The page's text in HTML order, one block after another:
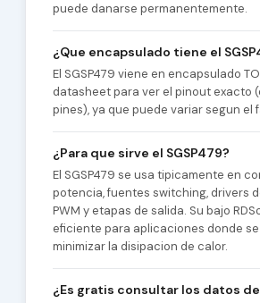
puede danarse permanentemente.
¿Que encapsulado tiene el
El SGSP479 viene en encapsulado
datasheet para ver el pinout exacto
pines), ya que puede variar segun el
¿Para que sirve el SGSP479?
El SGSP479 se usa tipicamente en
potencia, fuentes switching, drivers
PWM y etapas de salida. Su bajo
eficiente para aplicaciones donde
minimizar la disipacion de calor.
¿Es gratis consultar los datos